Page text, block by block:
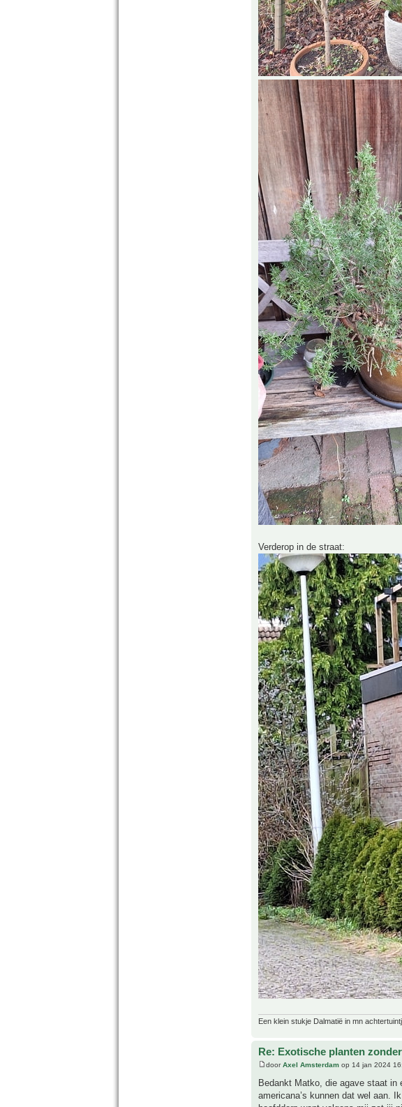
Verderop in de straat:
Een klein stukje Dalmatië in mn
Re: Exotische planten
doorAxel Amsterdam op 14 jan 2024
Bedankt Matko, die agave staat in
americana’s kunnen dat wel aan.